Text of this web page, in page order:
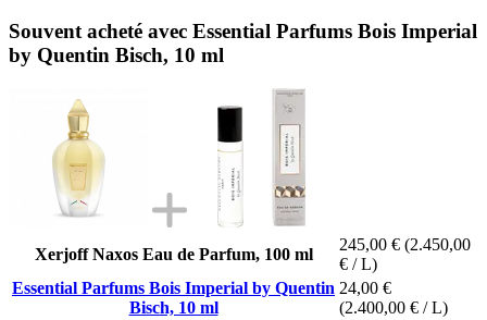
Souvent acheté avec Essential Parfums Bois Imperial
by Quentin Bisch, 10 ml
Xerjoff Naxos Eau de Parfum, 100 ml
245,00 € (2.450,00
€ / L)
Essential Parfums Bois Imperial by Quentin
Bisch, 10 ml
24,00 €
(2.400,00 € / L)